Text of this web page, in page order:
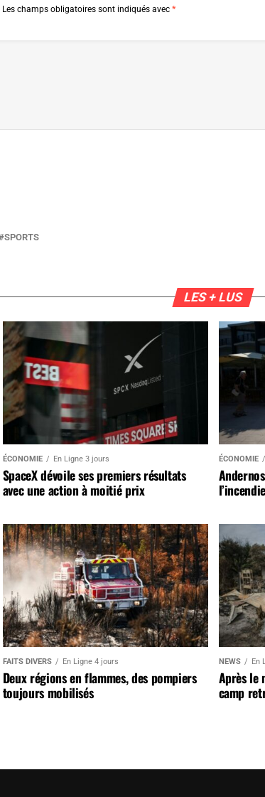
Les champs obligatoires sont indiqués avec *
SPORTS
LES + LUS
ÉCONOMIE En Ligne 3 jours
SpaceX dévoile ses premiers résultats
avec une action à moitié prix
ÉCONOMIE
FAITS DIVERS En Ligne 4 jours
Deux régions en flammes, des pompiers
toujours mobilisés
NEWS En
Après le
camp